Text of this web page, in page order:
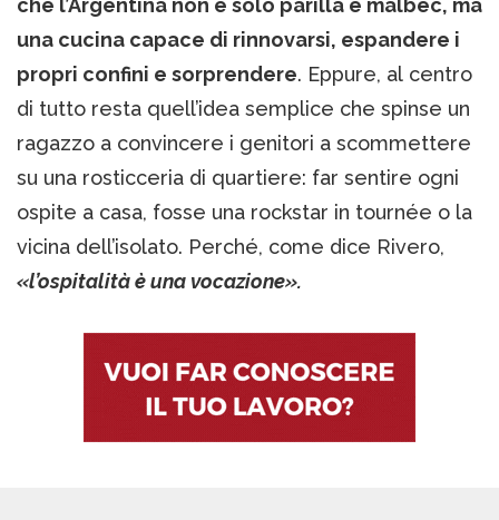
una cucina capace di rinnovarsi, espandere i
propri confini e sorprendere. Eppure, al centro
di tutto resta quell’idea semplice che spinse un
ragazzo a convincere i genitori a scommettere
su una rosticceria di quartiere: far sentire ogni
ospite a casa, fosse una rockstar in tournée o la
vicina dell’isolato. Perché, come dice Rivero,
«l’ospitalità è una vocazione».